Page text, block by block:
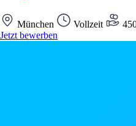
München Vollzeit
Jetzt bewerben